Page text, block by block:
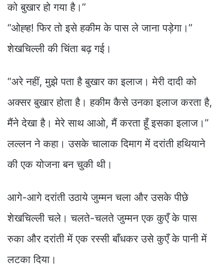
को बुखार हो गया है।”
“ओह्ह! फिर तो इसे हकीम के पास ले जाना पड़ेगा।”
शेखचिल्ली की चिंता बढ़ गई।
“अरे नहीं, मुझे पता है बुखार का इलाज। मेरी दादी को
अक्सर बुखार होता है। हकीम कैसे उनका इलाज करता है,
मैंने देखा है। मेरे साथ आओ, मैं करता हूँ इसका इलाज।”
लल्लन ने कहा। उसके चालाक दिमाग में दरांती हथियाने
की एक योजना बन चुकी थी।
आगे-आगे दरांती उठाये जुम्मन चला और उसके पीछे
शेखचिल्ली चले। चलते-चलते जुम्मन एक कुएँ के पास
रुका और दरांती में एक रस्सी बाँधकर उसे कुएँ के पानी में
लटका दिया।